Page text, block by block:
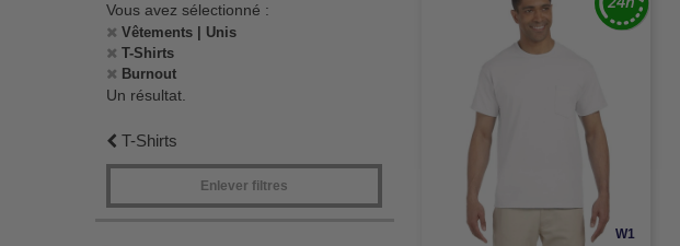
Vous avez sélectionné :
Vêtements | Unis
T-Shirts
Burnout
Un résultat.
T-Shirts
Enlever filtres
W1